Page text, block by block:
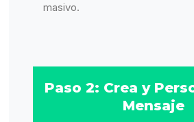
masivo.
Paso 2: Crea y
Mensaje